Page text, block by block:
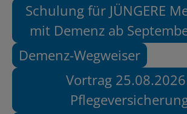
Schulung für JÜNGERE
mit Demenz ab
Demenz-Wegweiser
Vortrag